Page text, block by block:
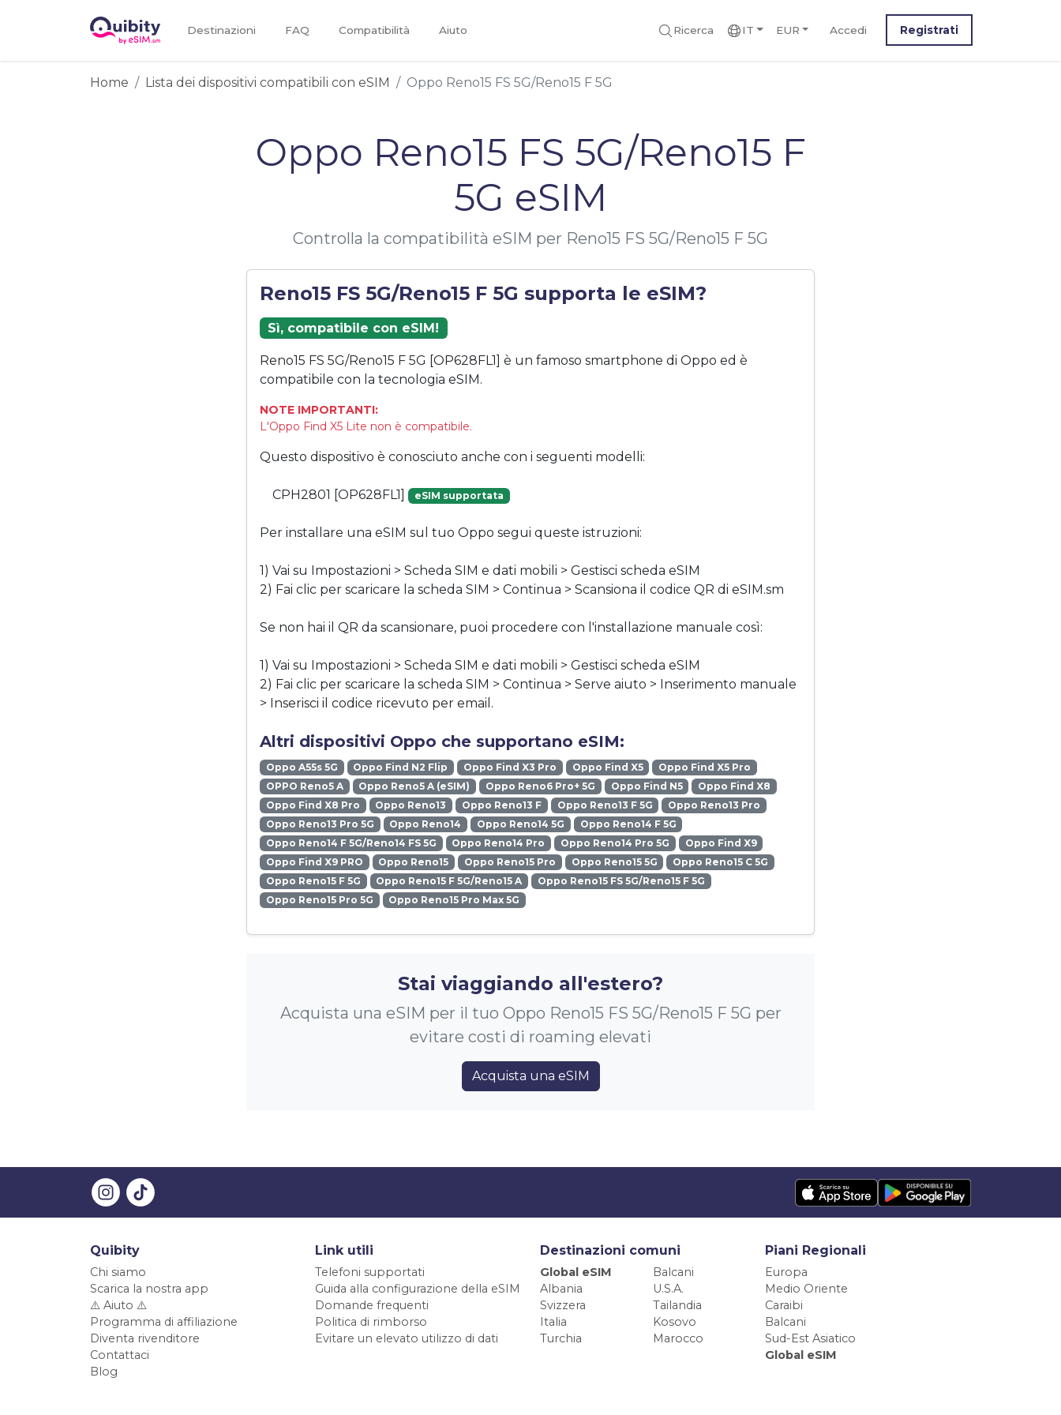
Destinazioni FAQ Compatibilità Aiuto Ricerca IT EUR Accedi Registrati
Home Lista dei dispositivi compatibili con eSIM Oppo Reno15 FS 5G/Reno15 F 5G
Oppo Reno15 FS 5G/Reno15 F
5G eSIM
Controlla la compatibilità eSIM per Reno15 FS 5G/Reno15 F 5G
Reno15 FS 5G/Reno15 F 5G supporta le eSIM?
Sì, compatibile con eSIM!
Reno15 FS 5G/Reno15 F 5G [OP628FL1] è un famoso smartphone di Oppo ed è
compatibile con la tecnologia eSIM.
NOTE IMPORTANTI:
L'Oppo Find X5 Lite non è compatibile.
Questo dispositivo è conosciuto anche con i seguenti modelli:
CPH2801 [OP628FL1] eSIM supportata
Per installare una eSIM sul tuo Oppo segui queste istruzioni:
1) Vai su Impostazioni > Scheda SIM e dati mobili > Gestisci scheda eSIM
2) Fai clic per scaricare la scheda SIM > Continua > Scansiona il codice QR di eSIM.sm
Se non hai il QR da scansionare, puoi procedere con l'installazione manuale così:
1) Vai su Impostazioni > Scheda SIM e dati mobili > Gestisci scheda eSIM
2) Fai clic per scaricare la scheda SIM > Continua > Serve aiuto > Inserimento manuale
> Inserisci il codice ricevuto per email.
Altri dispositivi Oppo che supportano eSIM:
Oppo A55s 5G Oppo Find N2 Flip Oppo Find X3 Pro Oppo Find X5
Oppo Find X5 Pro
OPPO Reno5 A
Oppo Reno5 A (eSIM) Oppo Reno6 Pro+ 5G Oppo Find N5
Oppo Find X8
Oppo Find X8 Pro
Oppo Reno13 Oppo Reno13 F Oppo Reno13 F 5G
Oppo Reno13 Pro
Oppo Reno13 Pro 5G
Oppo Reno14 Oppo Reno14 5G
Oppo Reno14 F 5G
Oppo Reno14 F 5G/Reno14 FS 5G
Oppo Reno14 Pro Oppo Reno14 Pro 5G
Oppo Find X9
Oppo Find X9 PRO
Oppo Reno15 Oppo Reno15 Pro Oppo Reno15 5G
Oppo Reno15 C 5G
Oppo Reno15 F 5G
Oppo Reno15 F 5G/Reno15 A
Oppo Reno15 FS 5G/Reno15 F 5G
Oppo Reno15 Pro 5G
Oppo Reno15 Pro Max 5G
Stai viaggiando all'estero?
Acquista una eSIM per il tuo Oppo Reno15 FS 5G/Reno15 F 5G per
evitare costi di roaming elevati
Acquista una eSIM
Quibity
Chi siamo
Scarica la nostra app
⚠️ Aiuto ⚠️
Programma di affiliazione
Diventa rivenditore
Contattaci
Blog
Link utili
Telefoni supportati
Guida alla configurazione della eSIM
Domande frequenti
Politica di rimborso
Evitare un elevato utilizzo di dati
Destinazioni comuni
Global eSIM
Balcani
Albania
U.S.A.
Svizzera
Tailandia
Italia
Kosovo
Turchia
Marocco
Piani Regionali
Europa
Medio Oriente
Caraibi
Balcani
Sud-Est Asiatico
Global eSIM